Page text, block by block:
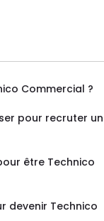
Commercial ?
pour recruter un
être Technico
devenir Technico